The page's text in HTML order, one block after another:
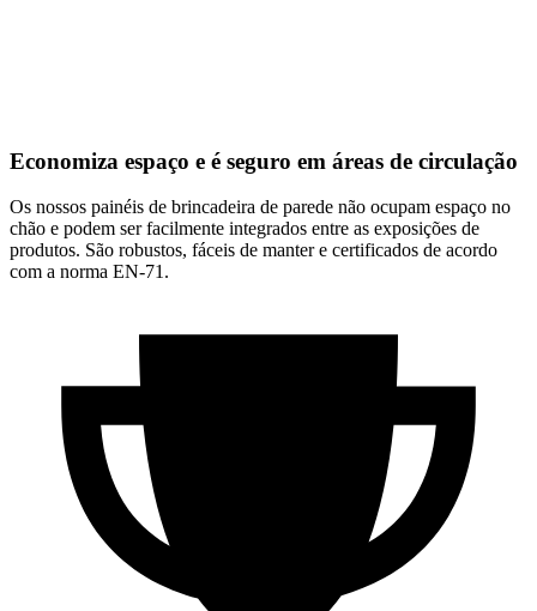
Economiza espaço e é seguro em áreas de circulação
Os nossos painéis de brincadeira de parede não ocupam espaço no
chão e podem ser facilmente integrados entre as exposições de
produtos. São robustos, fáceis de manter e certificados de acordo
com a norma EN-71.